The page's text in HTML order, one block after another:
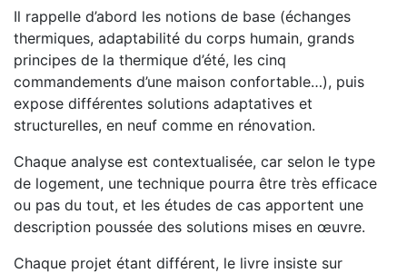
Il rappelle d’abord les notions de base (échanges
thermiques, adaptabilité du corps humain, grands
principes de la thermique d’été, les cinq
commandements d’une maison confortable…), puis
expose différentes solutions adaptatives et
structurelles, en neuf comme en rénovation.
Chaque analyse est contextualisée, car selon le type
de logement, une technique pourra être très efficace
ou pas du tout, et les études de cas apportent une
description poussée des solutions mises en œuvre.
Chaque projet étant différent, le livre insiste sur